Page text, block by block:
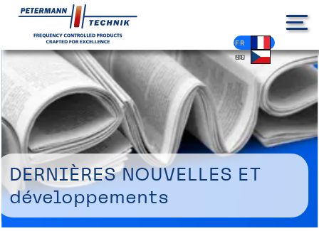
DE
EN
FR
ES
PL
IT
NL
HU
CS
Dernières nouvelles et
développements